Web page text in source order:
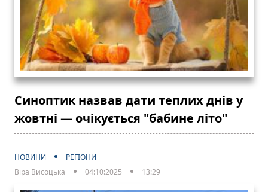
Синоптик назвав дати теплих днів у
жовтні — очікується "бабине літо"
НОВИНИ
РЕГІОНИ
Віра Висоцька
04:10:2025 13:29